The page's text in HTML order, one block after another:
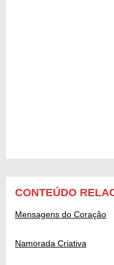
CONTEÚDO
Mensagens do Coração
Namorada Criativa